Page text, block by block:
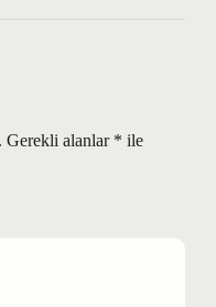
Gerekli alanlar * ile